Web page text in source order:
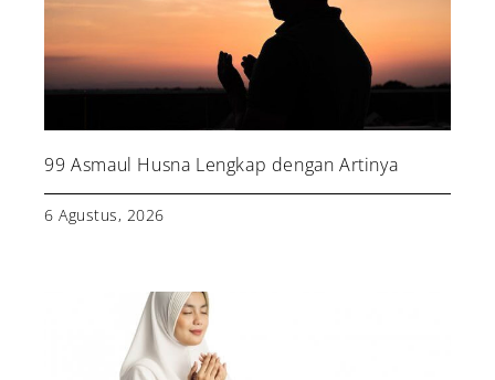
99 Asmaul Husna Lengkap dengan Artinya
6 Agustus, 2026